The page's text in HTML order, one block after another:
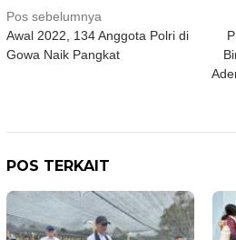
Navigasi
pos
Pos sebelumnya
Awal 2022, 134 Anggota Polri di
Gowa Naik Pangkat
POS TERKAIT